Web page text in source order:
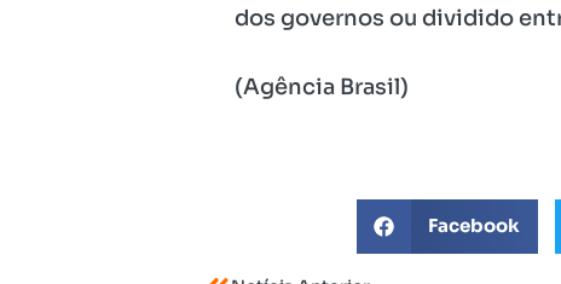
dos governos ou dividido
(Agência Brasil)
Facebook